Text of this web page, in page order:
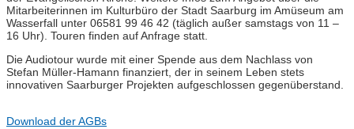
Mitarbeiterinnen im Kulturbüro der Stadt Saarburg im Amüseum am
Wasserfall unter 06581 99 46 42 (täglich außer samstags von 11 –
16 Uhr). Touren finden auf Anfrage statt.
Die Audiotour wurde mit einer Spende aus dem Nachlass von
Stefan Müller-Hamann finanziert, der in seinem Leben stets
innovativen Saarburger Projekten aufgeschlossen gegenüberstand.
Download der AGBs